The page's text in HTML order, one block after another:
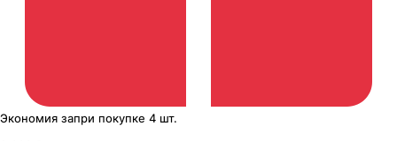
Экономия запри покупке 4 шт.